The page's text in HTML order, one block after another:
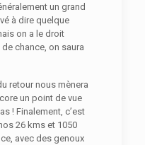
un grand
à dire quelque
on a le droit
de chance, on saura
retour nous mènera
un point de vue
! Finalement, c’est
26 kms et 1050
avec des genoux